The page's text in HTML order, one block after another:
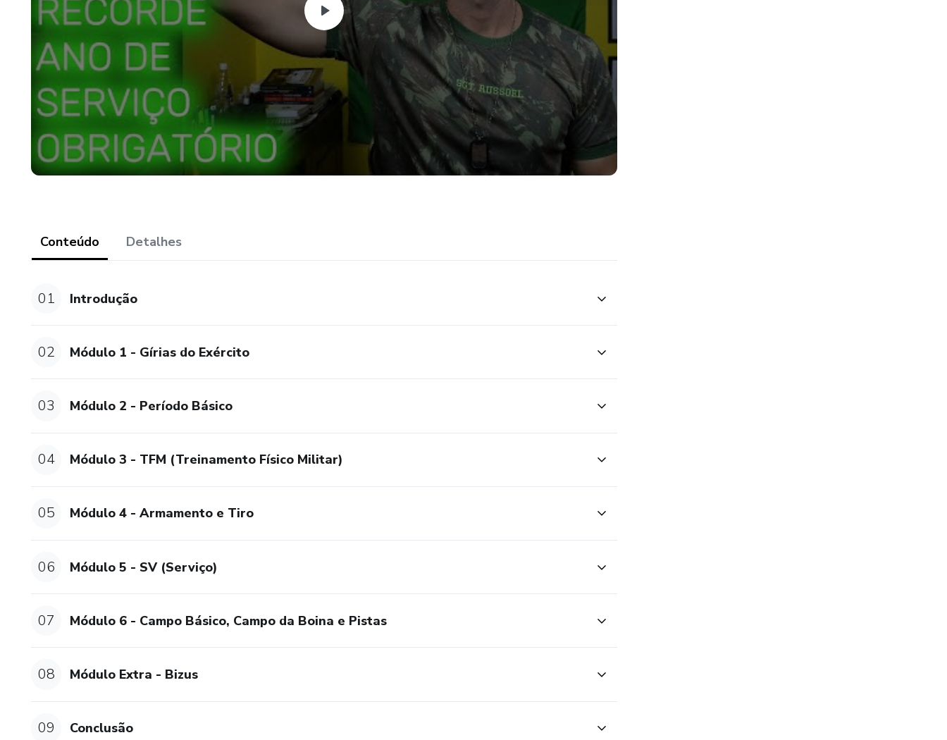
No final, você sai com uma visão completa da rotina militar, preparado para encarar os
desafios com confiança, disciplina e atitude. É o tipo de curso que te dá vantagem real e te
coloca um passo à frente Militar Safoo.
Conteúdo Detalhes
01 Introdução
02 Módulo 1 - Gírias do Exército
03 Módulo 2 - Período Básico
04 Módulo 3 - TFM (Treinamento Físico Militar)
05 Módulo 4 - Armamento e Tiro
06 Módulo 5 - SV (Serviço)
07 Módulo 6 - Campo Básico, Campo da Boina e Pistas
08 Módulo Extra - Bizus
09 Conclusão